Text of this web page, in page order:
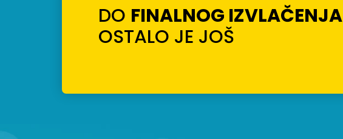
DO FINALNOG IZVLAČENJA
OSTALO JE JOŠ